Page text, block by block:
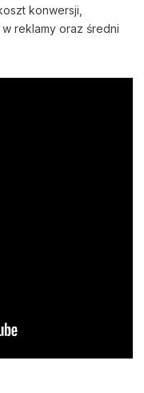
konwersji,
reklamy oraz średni